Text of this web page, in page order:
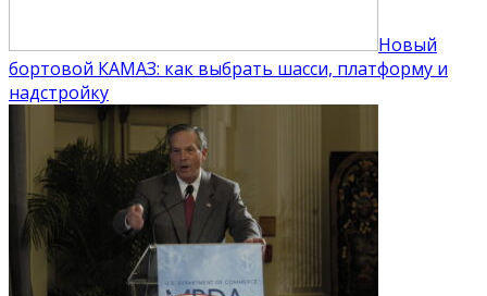
Новый
бортовой КАМАЗ: как выбрать шасси, платформу и
надстройку